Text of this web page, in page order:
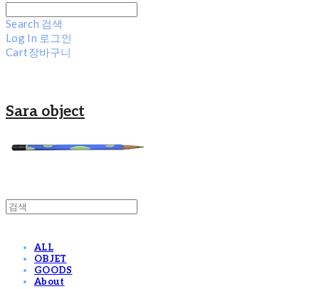
Search 검색
Log In 로그인
Cart장바구니
Sara object
ALL
OBJET
GOODS
About